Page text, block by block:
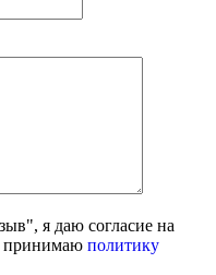
я даю согласие на
принимаю политику